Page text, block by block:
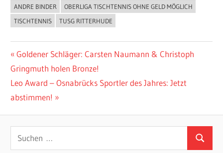
ALLGEMEIN
ANDRE BINDER
OBERLIGA TISCHTENNIS OHNE GELD MÖGLICH
TISCHTENNIS
TUSG RITTERHUDE
Beitragsnavigation
Vorheriger
Beitrag:
Goldener Schläger: Carsten Naumann & Christoph
Gringmuth holen Bronze!
Nächster
Beitrag:
Leo Award – Osnabrücks Sportler des Jahres: Jetzt
abstimmen!
Suchen
nach:
Suchen